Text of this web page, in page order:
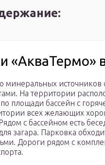
«АкваТермо»
минеральных
На территории
бассейн с
всех желающих
с бассейном есть
загара. Парковка
Дороги рядом с